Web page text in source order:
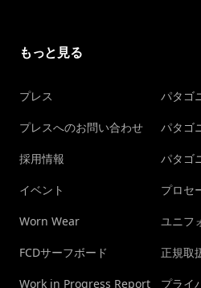
もっと見る
プレス
プレスへのお問い合わせ
採用情報
イベント
Worn Wear
FCDサーフボード
Work in Progress Report
パタゴ
パタゴ
パタゴ
プロセ
ユニフ
正規取
プライ